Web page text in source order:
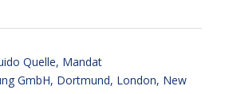
Quelle, Mandat
GmbH, Dortmund, London, New